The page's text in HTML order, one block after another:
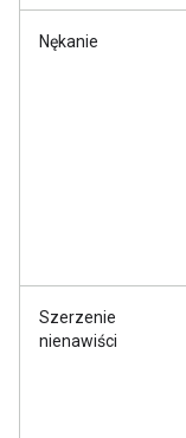
Nękanie
Szerzenie
nienawiści